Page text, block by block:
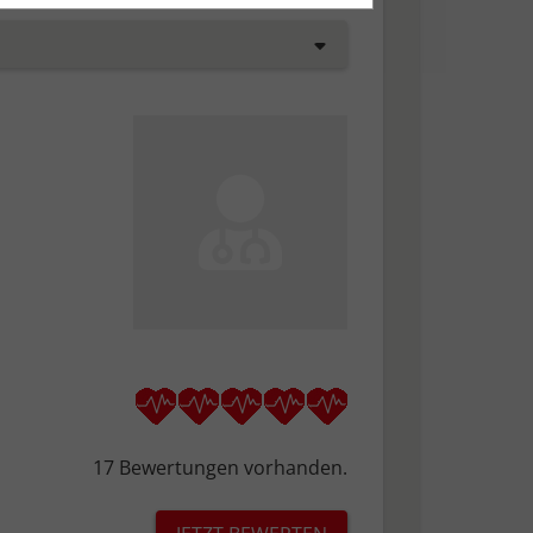
17 Bewertungen vorhanden.
Fall werden folgende Cookies
gespeichert werden